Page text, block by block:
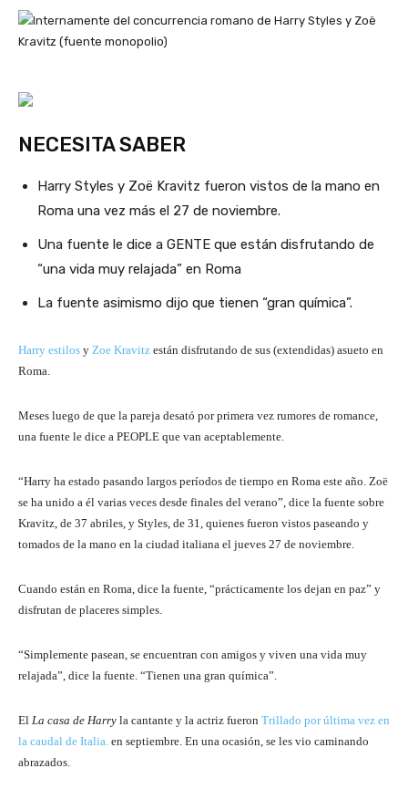
NECESITA SABER
Harry Styles y Zoë Kravitz fueron vistos de la mano en
Roma una vez más el 27 de noviembre.
Una fuente le dice a GENTE que están disfrutando de
“una vida muy relajada” en Roma
La fuente asimismo dijo que tienen “gran química”.
Harry estilos y Zoe Kravitz están disfrutando de sus (extendidas) asueto en
Roma.
Meses luego de que la pareja desató por primera vez rumores de romance,
una fuente le dice a PEOPLE que van aceptablemente.
“Harry ha estado pasando largos períodos de tiempo en Roma este año. Zoë
se ha unido a él varias veces desde finales del verano”, dice la fuente sobre
Kravitz, de 37 abriles, y Styles, de 31, quienes fueron vistos paseando y
tomados de la mano en la ciudad italiana el jueves 27 de noviembre.
Cuando están en Roma, dice la fuente, “prácticamente los dejan en paz” y
disfrutan de placeres simples.
“Simplemente pasean, se encuentran con amigos y viven una vida muy
relajada”, dice la fuente. “Tienen una gran química”.
El La casa de Harry la cantante y la actriz fueron Trillado por última vez en
la caudal de Italia. en septiembre. En una ocasión, se les vio caminando
abrazados.